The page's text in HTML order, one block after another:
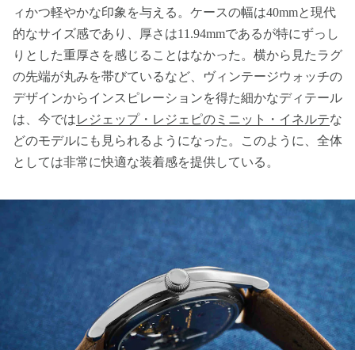
ィかつ軽やかな印象を与える。ケースの幅は40mmと現代
的なサイズ感であり、厚さは11.94mmであるが特にずっし
りとした重厚さを感じることはなかった。横から見たラグ
の先端が丸みを帯びているなど、ヴィンテージウォッチの
デザインからインスピレーションを得た細かなディテール
は、今ではレジェップ・レジェピのミニット・イネルテな
どのモデルにも見られるようになった。このように、全体
としては非常に快適な装着感を提供している。